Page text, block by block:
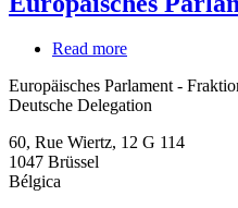
Read more
Parlament
-
der
Europäisches Parlament -
Deutsche Delegation
60, Rue Wiertz, 12 G 114
1047 Brüssel
Bélgica